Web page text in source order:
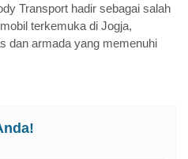
Transport hadir sebagai salah
terkemuka di Jogja,
dan armada yang memenuhi